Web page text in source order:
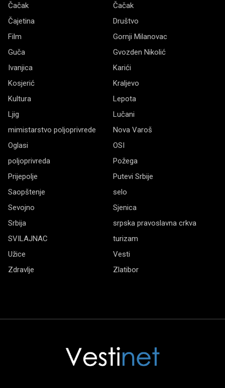
Čačak
Čačak
Čajetina
Društvo
Film
Gornji Milanovac
Guča
Gvozden Nikolić
Ivanjica
Karići
Kosjerić
Kraljevo
Kultura
Lepota
Ljig
Lučani
mimistarstvo poljoprivrede
Nova Varoš
Oglasi
OSI
poljoprivreda
Požega
Prijepolje
Putevi Srbije
Saopštenje
selo
Sevojno
Sjenica
Srbija
srpska pravoslavna crkva
SVILAJNAC
turizam
Užice
Vesti
Zdravlje
Zlatibor